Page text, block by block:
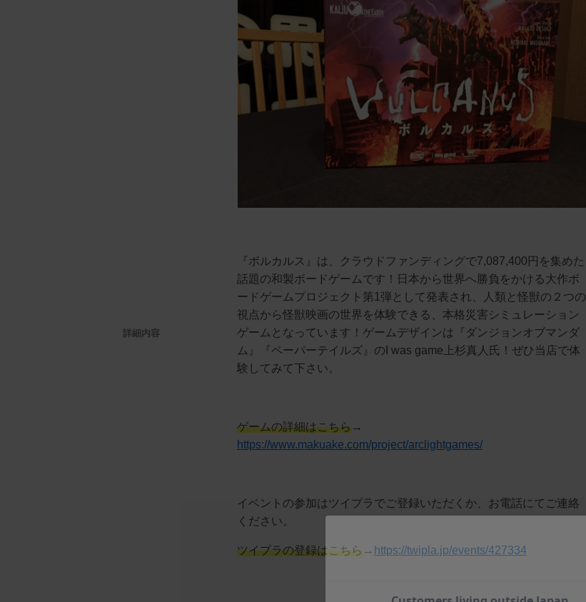
詳細内容
『ボルカルス』は、クラウドファンディングで7,087,400円を集めた
話題の和製ボードゲームです！日本から世界へ勝負をかける大作ボ
ードゲームプロジェクト第1弾として発表され、人類と怪獣の２つの
視点から怪獣映画の世界を体験できる、本格災害シミュレーション
ゲームとなっています！ゲームデザインは『ダンジョンオブマンダ
ム』『ペーパーテイルズ』のI was game上杉真人氏！ぜひ当店で体
験してみて下さい。
ゲームの詳細はこちら→
https://www.makuake.com/project/arclightgames/
イベントの参加はツイプラでご登録いただくか、お電話にてご連絡
ください。
ツイプラの登録はこちら→ https://twipla.jp/events/427334